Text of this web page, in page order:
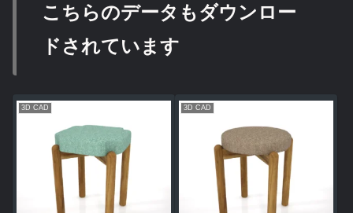
こちらのデータもダウンロー
ドされています
3D CAD 3D CAD